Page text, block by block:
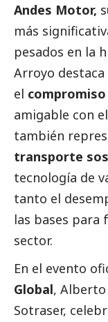
Andes Motor,
más
pesados en la
Arroyo
el compromiso
amigable con
también
transporte
tecnología de
tanto el
las bases para
sector.
En el evento
Global,
Sotraser,